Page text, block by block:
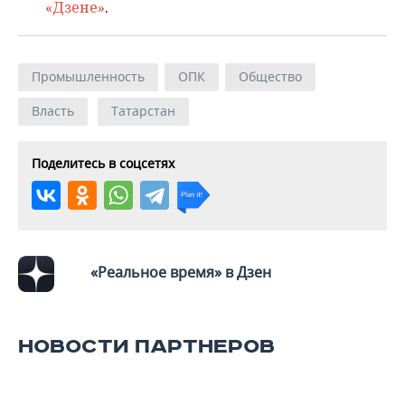
«Дзене».
Промышленность ОПК
Общество
Власть
Татарстан
Поделитесь в соцсетях
«Реальное время» в Дзен
НОВОСТИ ПАРТНЕРОВ